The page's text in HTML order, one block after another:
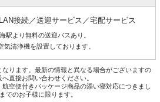
接続／送迎サービス／宅配サービス
より無料の送迎バスあり。
清浄機を設置しております。
ります。最新の情報と異なる場合がございますの
直接お問い合わせください。
空便付きパッケージ商品の添い寝対応につきまし
でのお子様に限ります。